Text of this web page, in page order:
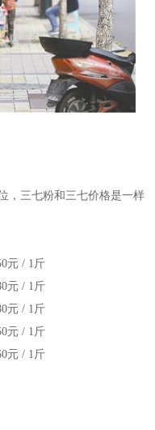
，三七粉和三七价格是一样
元 / 1斤
元 / 1斤
元 / 1斤
元 / 1斤
元 / 1斤